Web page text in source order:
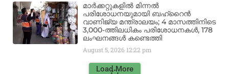
മാർക്കറ്റുകളിൽ മിന്നൽ
പരിശോധനയുമായി ബഹ്‌റൈൻ
വാണിജ്യ മന്ത്രാലയം; 4 മാസത്തിനിടെ
3,000-ത്തിലധികം പരിശോധനകൾ, 178
ലംഘനങ്ങൾ കണ്ടെത്തി
August 5, 2026 12:22 pm
Load More